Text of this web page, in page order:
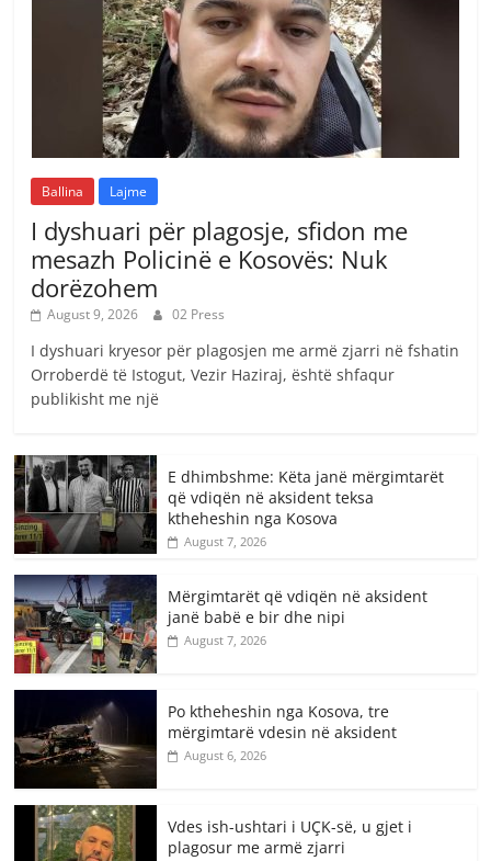
Ballina Lajme
I dyshuari për plagosje, sfidon me
mesazh Policinë e Kosovës: Nuk
dorëzohem
August 9, 2026 02 Press
I dyshuari kryesor për plagosjen me armë zjarri në fshatin
Orroberdë të Istogut, Vezir Haziraj, është shfaqur
publikisht me një
E dhimbshme: Këta janë mërgimtarët
që vdiqën në aksident teksa
ktheheshin nga Kosova
August 7, 2026
Mërgimtarët që vdiqën në aksident
janë babë e bir dhe nipi
August 7, 2026
Po ktheheshin nga Kosova, tre
mërgimtarë vdesin në aksident
August 6, 2026
Vdes ish-ushtari i UÇK-së, u gjet i
plagosur me armë zjarri